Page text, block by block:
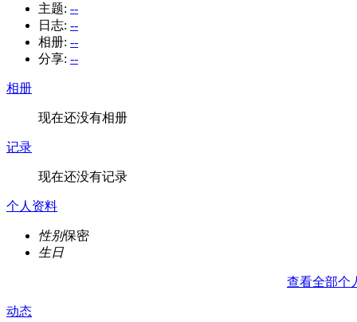
主题: --
日志: --
相册: --
分享: --
相册
现在还没有相册
记录
现在还没有记录
个人资料
性别保密
生日
查看全部个
动态